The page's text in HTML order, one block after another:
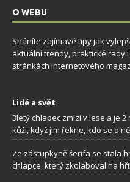
O WEBU
Sháníte zajímavé tipy jak
aktuální trendy, praktické
stránkách internetového
Lidé a svět
3letý chlapec zmizí v lese a je
kůži, když jim řekne, kdo se o
Ze zástupkyně šerifa se stala
chlapce, který zkolaboval na